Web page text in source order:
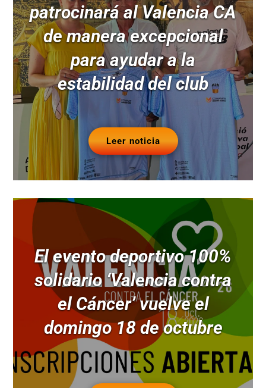
patrocinará al Valencia CA
de manera excepcional
para ayudar a la
estabilidad del club
Leer noticia
El evento deportivo 100%
solidario ‘Valencia contra
el Cáncer’ vuelve el
domingo 18 de octubre